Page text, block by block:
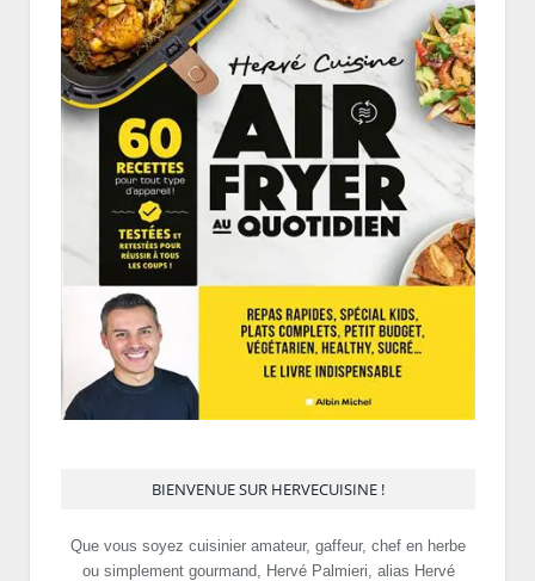
BIENVENUE SUR HERVECUISINE !
Que vous soyez cuisinier amateur, gaffeur, chef en herbe
ou simplement gourmand, Hervé Palmieri, alias Hervé